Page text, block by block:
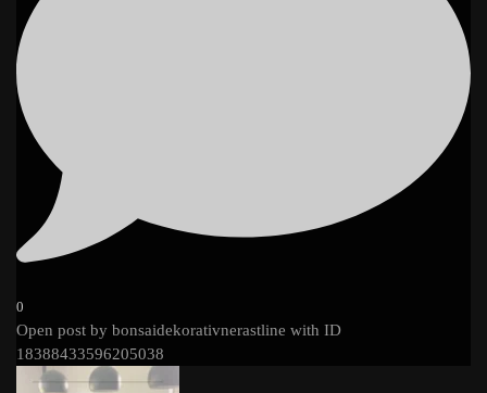
0
Open post by bonsaidekorativnerastline with ID
18388433596205038